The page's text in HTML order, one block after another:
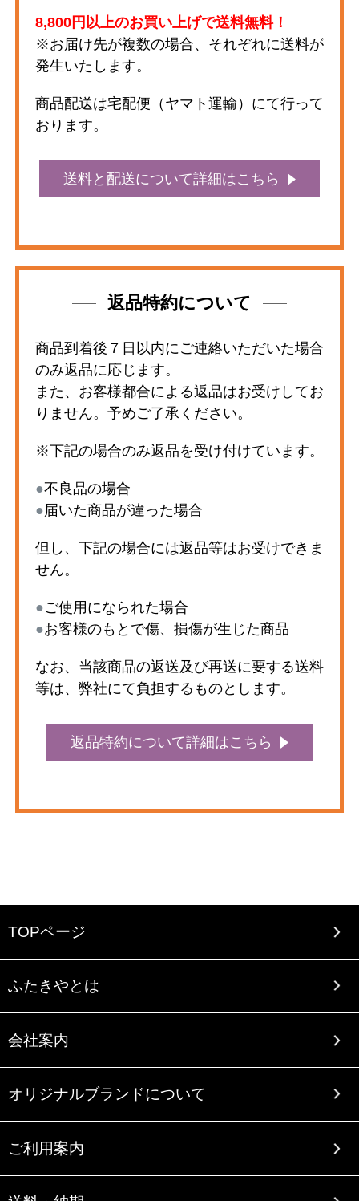
8,800円以上のお買い上げで送料無料！
※お届け先が複数の場合、それぞれに送料が
発生いたします。
商品配送は宅配便（ヤマト運輸）にて行って
おります。
送料と配送について詳細はこちら
返品特約について
商品到着後７日以内にご連絡いただいた場合
のみ返品に応じます。
また、お客様都合による返品はお受けしてお
りません。予めご了承ください。
※下記の場合のみ返品を受け付けています。
●不良品の場合
●届いた商品が違った場合
但し、下記の場合には返品等はお受けできま
せん。
●ご使用になられた場合
●お客様のもとで傷、損傷が生じた商品
なお、当該商品の返送及び再送に要する送料
等は、弊社にて負担するものとします。
返品特約について詳細はこちら
TOPページ
ふたきやとは
会社案内
オリジナルブランドについて
ご利用案内